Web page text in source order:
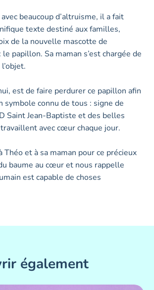
beaucoup d’altruisme, il a fait
texte destiné aux familles,
de la nouvelle mascotte de
papillon. Sa maman s’est chargée de
est de faire perdurer ce papillon afin
symbole connu de tous : signe de
Saint Jean-Baptiste et des belles
avec cœur chaque jour.
Théo et à sa maman pour ce précieux
baume au cœur et nous rappelle
est capable de choses
également